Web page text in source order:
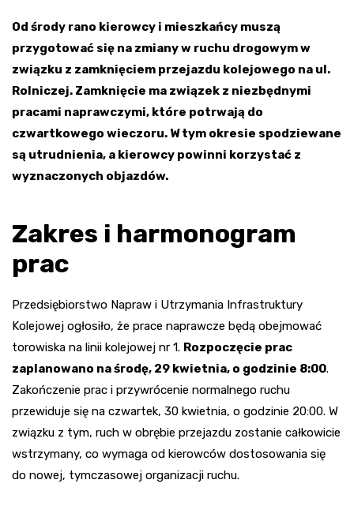
Od środy rano kierowcy i mieszkańcy muszą
przygotować się na zmiany w ruchu drogowym w
związku z zamknięciem przejazdu kolejowego na ul.
Rolniczej. Zamknięcie ma związek z niezbędnymi
pracami naprawczymi, które potrwają do
czwartkowego wieczoru. W tym okresie spodziewane
są utrudnienia, a kierowcy powinni korzystać z
wyznaczonych objazdów.
Zakres i harmonogram
prac
Przedsiębiorstwo Napraw i Utrzymania Infrastruktury
Kolejowej ogłosiło, że prace naprawcze będą obejmować
torowiska na linii kolejowej nr 1. Rozpoczęcie prac
zaplanowano na środę, 29 kwietnia, o godzinie 8:00.
Zakończenie prac i przywrócenie normalnego ruchu
przewiduje się na czwartek, 30 kwietnia, o godzinie 20:00. W
związku z tym, ruch w obrębie przejazdu zostanie całkowicie
wstrzymany, co wymaga od kierowców dostosowania się
do nowej, tymczasowej organizacji ruchu.